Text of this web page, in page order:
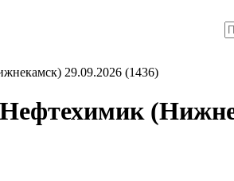
29.09.2026 (1436)